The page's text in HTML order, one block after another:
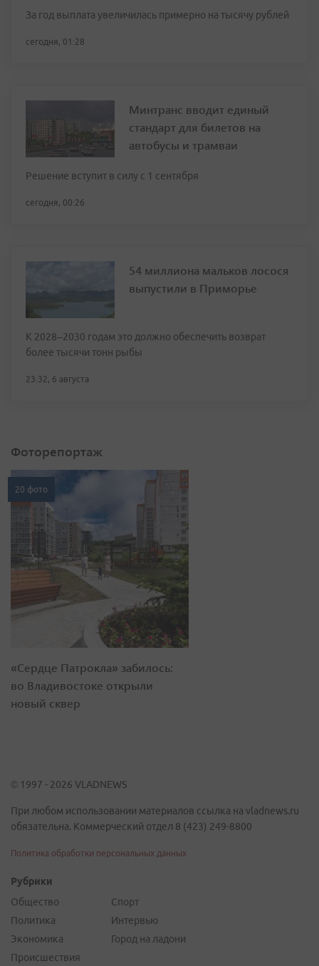
За год выплата увеличилась примерно на тысячу рублей
сегодня, 01:28
Минтранс вводит единый
стандарт для билетов на
автобусы и трамваи
Решение вступит в силу с 1 сентября
сегодня, 00:26
54 миллиона мальков лосося
выпустили в Приморье
К 2028–2030 годам это должно обеспечить возврат
более тысячи тонн рыбы
23:32, 6 августа
Фоторепортаж
20 фото
«Сердце Патрокла» забилось:
во Владивостоке открыли
новый сквер
© 1997 - 2026 VLADNEWS
При любом использовании материалов ссылка на vladnews.ru
обязательна. Коммерческий отдел 8 (423) 249-8800
Политика обработки персональных данных
Рубрики
Общество
Политика
Экономика
Происшествия
Спорт
Интервью
Город на ладони